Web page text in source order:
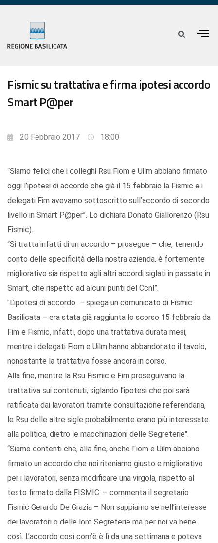
Fismic su trattativa e firma ipotesi accordo
Smart P@per
20 Febbraio 2017 18:00
“Siamo felici che i colleghi Rsu Fiom e Uilm abbiano firmato
oggi l’ipotesi di accordo che già il 15 febbraio la Fismic e i
delegati Fim avevamo sottoscritto sull’accordo di secondo
livello in Smart P@per”. Lo dichiara Donato Giallorenzo (Rsu
Fismic).
“Si tratta infatti di un accordo – prosegue – che, tenendo
conto delle specificità della nostra azienda, è fortemente
migliorativo sia rispetto agli altri accordi siglati in passato in
Smart, che rispetto ad alcuni punti del Ccnl”.
"L’ipotesi di accordo – spiega un comunicato di Fismic
Basilicata – era stata già raggiunta lo scorso 15 febbraio da
Fim e Fismic, infatti, dopo una trattativa durata mesi,
mentre i delegati Fiom e Uilm hanno abbandonato il tavolo,
nonostante la trattativa fosse ancora in corso.
Alla fine, mentre la Rsu Fismic e Fim proseguivano la
trattativa sui contenuti, siglando l’ipotesi che poi sarà
ratificata dai lavoratori tramite consultazione referendaria,
le Rsu delle altre sigle probabilmente erano più interessate
alla politica, dietro le macchinazioni delle Segreterie".
“Siamo contenti che, alla fine, anche Fiom e Uilm abbiano
firmato un accordo che noi riteniamo giusto e migliorativo
per i lavoratori, senza modificare una virgola, rispetto al
testo firmato dalla FISMIC. – commenta il segretario
Fismic Gerardo De Grazia – Non sappiamo se nell’interesse
dei lavoratori o delle loro Segreterie ma per noi va bene
così. L’accordo così com’è è lì da una settimana e poteva